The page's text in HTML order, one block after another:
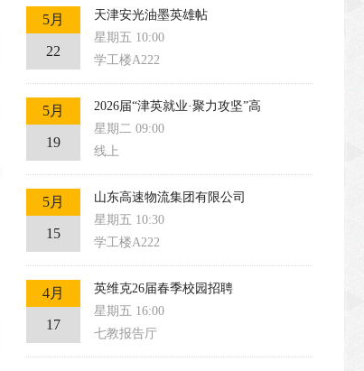
5月
22
天津安光油墨英雄帖
星期五 10:00
学工楼A222
5月
19
2026届“津英就业·聚力攻坚”高
星期二 09:00
线上
5月
15
山东高速物流集团有限公司
星期五 10:30
学工楼A222
4月
17
英维克26届春季校园招聘
星期五 16:00
七教报告厅